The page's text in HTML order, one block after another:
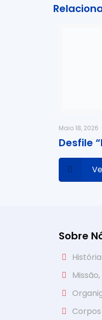
Maio 18, 2026
Desfile
Sobre
História